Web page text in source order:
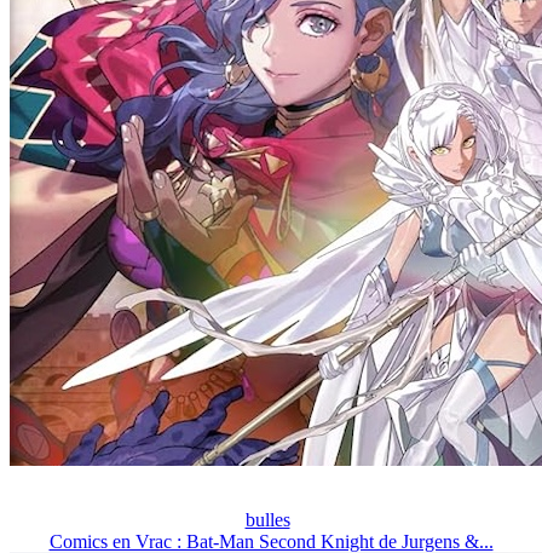
bulles
Comics en Vrac : Bat-Man Second Knight de Jurgens &...